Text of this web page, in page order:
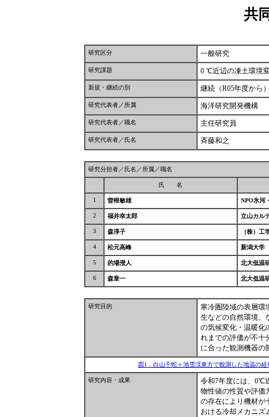
共
研究区分 一般研究
研究課題 0 ℃近辺の凍土環境
新規・継続の別 継続（R05年度から
研究代表者／所属 海洋研究開発機構
研究代表者／職名 主任研究員
研究代表者／氏名 斉藤和之
研究分担者／氏名／所属／職名
氏 名
1 曽根敏雄 NPO氷河
2 福井幸太郎 立山カル
3 森淳子 （株）工
4 松元高峰 新潟大学
5 的場澄人 北大低温
6 森章一 北大低温
研究目的
寒冷圏陸域の表層環
生などの自然環境、
の気候変化・温暖化
れまでの評価が不十
に合った観測機器の
図1．白山千蛇ヶ池雪渓東方で観測した地温の経
研究内容・成果
令和7年度には、0℃
物性値の性質や評価
の存在により機材が
おける冷却メカニズ